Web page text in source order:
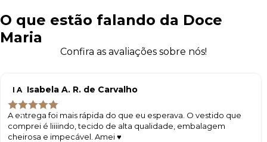
O que estão falando da Doce
Maria
Confira as avaliações sobre nós!
I A Isabela A. R. de Carvalho
A entrega foi mais rápida do que eu esperava. O vestido que
comprei é liiiindo, tecido de alta qualidade, embalagem
cheirosa e impecável. Amei ♥️